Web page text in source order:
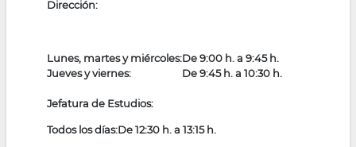
Dirección:
Lunes, martes y miércoles:De 9:00 h. a 9:45 h.
Jueves y viernes:
De 9:45 h. a 10:30 h.
Jefatura de Estudios:
Todos los días:De 12:30 h. a 13:15 h.